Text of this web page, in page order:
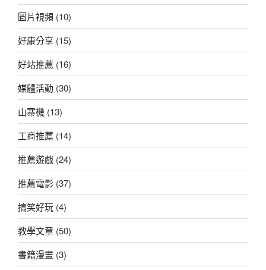
圖片視頻 (10)
好康分享 (15)
好站推薦 (16)
媒體活動 (30)
山寨機 (13)
工商推薦 (14)
推薦遊戲 (24)
推薦電影 (37)
搞笑好玩 (4)
教學文章 (50)
書籍漫畫 (3)